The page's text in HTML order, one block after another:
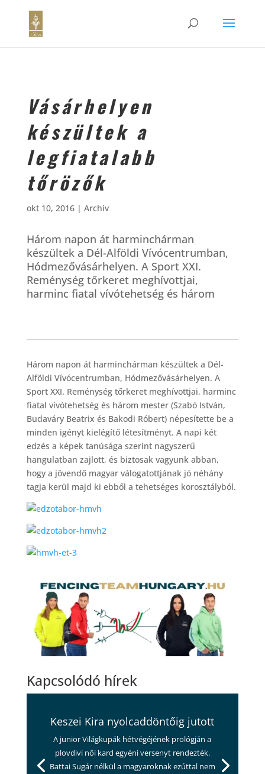
Vásárhelyen
készültek a
legfiatalabb
tőrözők
okt 10, 2016| Archív
Három napon át harminchárman
készültek a Dél-Alföldi Vívócentrumban,
Hódmezővásárhelyen. A Sport XXI.
Reménység tőrkeret meghívottjai,
harminc fiatal vívótehetség és három
Három napon át harminchárman készültek a Dél-
Alföldi Vívócentrumban, Hódmezővásárhelyen. A
Sport XXI. Reménység tőrkeret meghívottjai, harminc
fiatal vívótehetség és három mester (Szabó István,
Budaváry Beatrix és Bakodi Róbert) népesítette be a
minden igényt kielégítő létesítményt. A napi két
edzés a képek tanúsága szerint nagyszerű
hangulatban zajlott, és biztosak vagyunk abban,
hogy a jövendő magyar válogatottjának jó néhány
tagja kerül majd ki ebből a tehetséges korosztályból.
Kapcsolódó hírek
Keszei Kira nyolcaddöntőig jutott
A junior Világkupák hétvégéjének prológján a
plovdivi női kard egyéni versenyt rendezték.
Battai Sugár nélkül a magyaroknak ezúttal nem